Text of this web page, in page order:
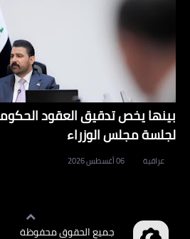
بينها يخص تدقيق العقود
لجلسة مجلس الوزراء
عراقية 06 أغسطس 2026
جميع الحقوق محفوظة